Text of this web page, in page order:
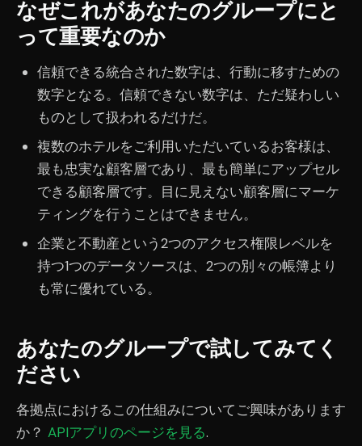
なぜこれがあなたのグループにと
って重要なのか
信頼できる統合された数字は、行動に移すための
数字となる。信頼できない数字は、ただ疑わしい
ものとして扱われるだけだ。
複数のホテルをご利用いただいているお客様は、
最も忠実な顧客層であり、最も簡単にアップセル
できる顧客層です。目に見えない顧客層にマーケ
ティングを行うことはできません。
企業と不動産という2つのアクセス権限レベルを
持つ1つのデータソースは、2つの別々の帳簿より
も常に優れている。
あなたのグループで試してみてく
ださい
各拠点におけるこの仕組みについてご興味があります
か？ APIアプリのページを見る.